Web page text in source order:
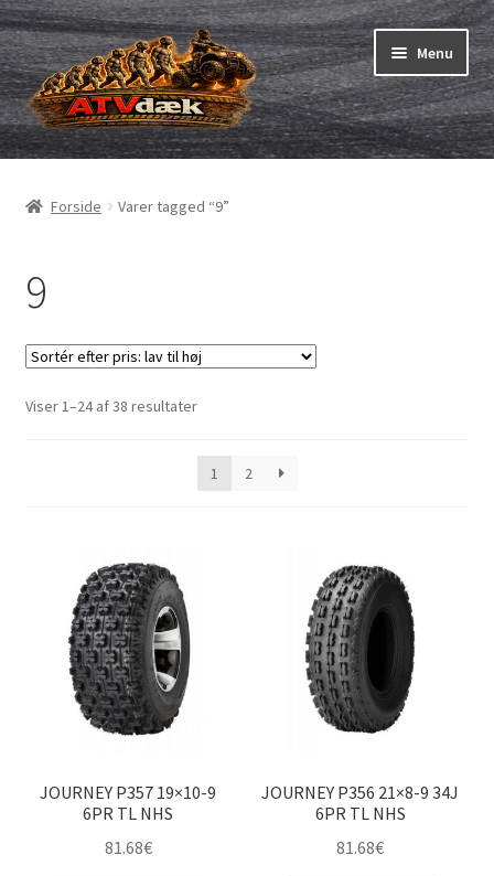
Spring
til
navigation
Spring
til
indhold
Menu
ATV-dæk
Udfold
Karting
Forside Varer tagged “9”
9
Viser 1–24 af 38 resultaterSorteret
pris:
lav1 2
JOURNEY P357 19×10-9
6PR TL NHS
81.68€
JOURNEY P356 21×8-9 34J
6PR TL NHS
81.68€